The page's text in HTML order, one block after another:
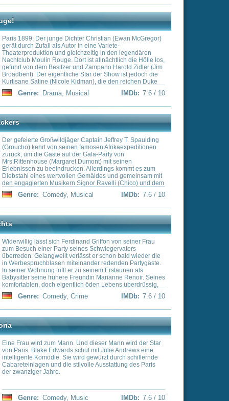
Ravelli (Chico) und dem
an die turbulente
von seiner Frau
schon bald wieder die
redenden Partygäste.
Erstaunen als
Marianne Renoir. Seines
Lebens überdrüssig,
Paris in Richtung
verschwindet Marianne
Ferdinand sie in
zu verdienen
von Marianne
IMDb:7.6 / 10
Mann wird der Star
Julie Andrews eine
durch schillernde
Ausstattung des Paris
IMDb: 7.6 / 10
als Kellner und träumt
IMDb:7.5 / 10
teams with a singer and
an upstate New York
racehorse.
IMDb:7.5 / 10